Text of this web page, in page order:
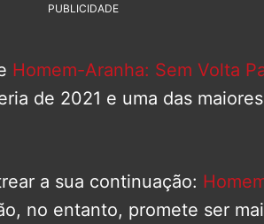
PUBLICIDADE
Homem-Aranha: Sem Volta
de 2021 e uma das
a sua continuação:
no entanto, promete ser